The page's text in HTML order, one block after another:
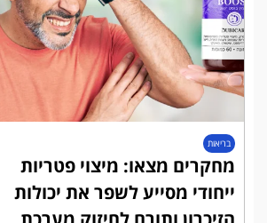
בריאות
מחקרים מצאו: מיצוי פטריות
ייחודי מסייע לשפר את יכולות